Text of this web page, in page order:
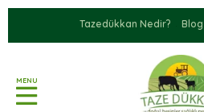
Tazedükkan Nedir? Blog
MENU